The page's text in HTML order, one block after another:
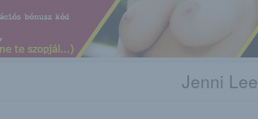
Jenni Lee